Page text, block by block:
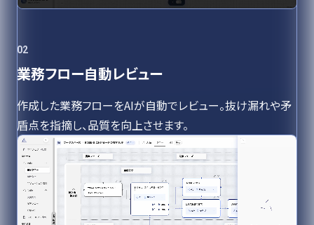
02
業務フロー自動レビュー
作成した業務フローをAIが自動でレビュー。抜け漏れや矛
盾点を指摘し、品質を向上させます。